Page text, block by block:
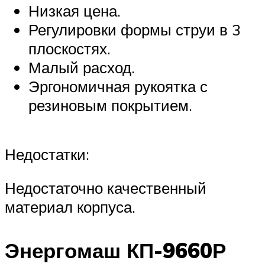
Низкая цена.
Регулировки формы струи в 3
плоскостях.
Малый расход.
Эргономичная рукоятка с
резиновым покрытием.
Недостатки:
Недостаточно качественный
материал корпуса.
Энергомаш КП-9660Р